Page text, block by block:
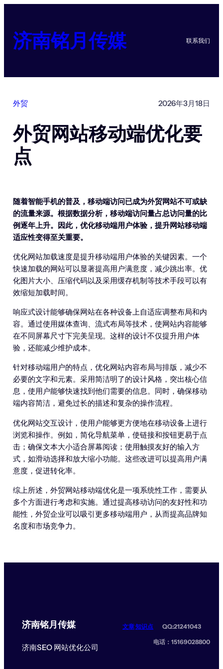
济南铭月传媒 联系我们
外贸 2026年3月18日
外贸网站移动端优化要
点
随着智能手机的普及，移动端访问已成为外贸网站不可或缺
的流量来源。根据数据分析，移动端访问量占总访问量的比
例逐年上升。因此，优化移动端用户体验，提升网站移动端
适应性变得至关重要。
优化网站加载速度是提升移动端用户体验的关键因素。一个
快速加载的网站可以显著提高用户满意度，减少跳出率。优
化图片大小、压缩代码以及采用缓存机制等技术手段可以有
效缩短加载时间。
响应式设计能够确保网站在各种设备上自适应调整布局和内
容。通过使用媒体查询、流式布局等技术，使网站内容能够
在不同屏幕尺寸下完美呈现。这样的设计不仅提升用户体
验，还能减少维护成本。
针对移动端用户的特点，优化网站内容布局与排版，减少不
必要的文字和元素。采用简洁明了的设计风格，突出核心信
息，使用户能够快速找到他们需要的信息。同时，确保移动
端内容简洁，避免过长的描述和复杂的操作流程。
优化网站交互设计，使用户能够更方便地在移动设备上进行
浏览和操作。例如，简化导航菜单，使链接和按钮更易于点
击；确保文本大小适合屏幕阅读；使用触摸友好的输入方
式，如滑动选择和放大缩小功能。这些改进可以提高用户满
意度，促进转化率。
综上所述，外贸网站移动端优化是一项系统性工作，需要从
多个方面进行考虑和实施。通过提高移动访问的友好性和功
能性，外贸企业可以吸引更多移动端用户，从而提高品牌知
名度和市场竞争力。
济南铭月传媒
济南SEO 网站优化公司
文章知识点 QQ:21241043
电话：15169028800